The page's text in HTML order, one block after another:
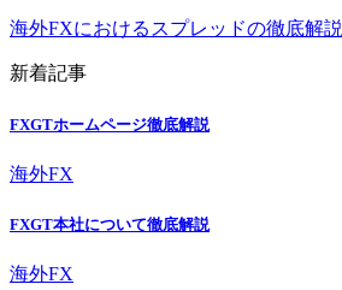
海外FXにおけるスプレッドの徹底解説
新着記事
FXGTホームページ徹底解説
海外FX
FXGT本社について徹底解説
海外FX